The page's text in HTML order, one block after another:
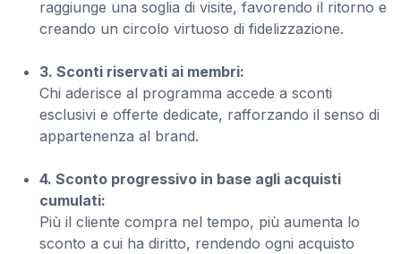
raggiunge una soglia di visite, favorendo il ritorno e
creando un circolo virtuoso di fidelizzazione.
3. Sconti riservati ai membri:
Chi aderisce al programma accede a sconti
esclusivi e offerte dedicate, rafforzando il senso di
appartenenza al brand.
4. Sconto progressivo in base agli acquisti
cumulati:
Più il cliente compra nel tempo, più aumenta lo
sconto a cui ha diritto, rendendo ogni acquisto